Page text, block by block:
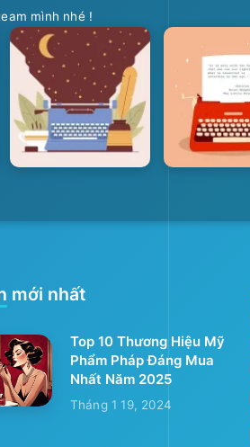
mình nhé !
mới nhất
Top 10 Thương Hiệu Mỹ
Phẩm Pháp Đáng Mua
Nhất Năm 2025
Tháng 1 19, 2024